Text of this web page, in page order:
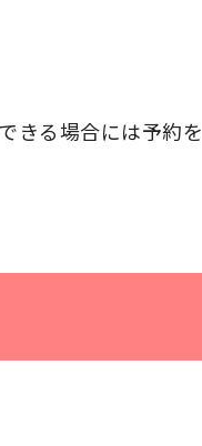
きる場合には予約を